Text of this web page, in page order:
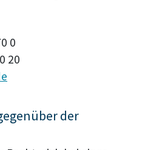
0
20
der